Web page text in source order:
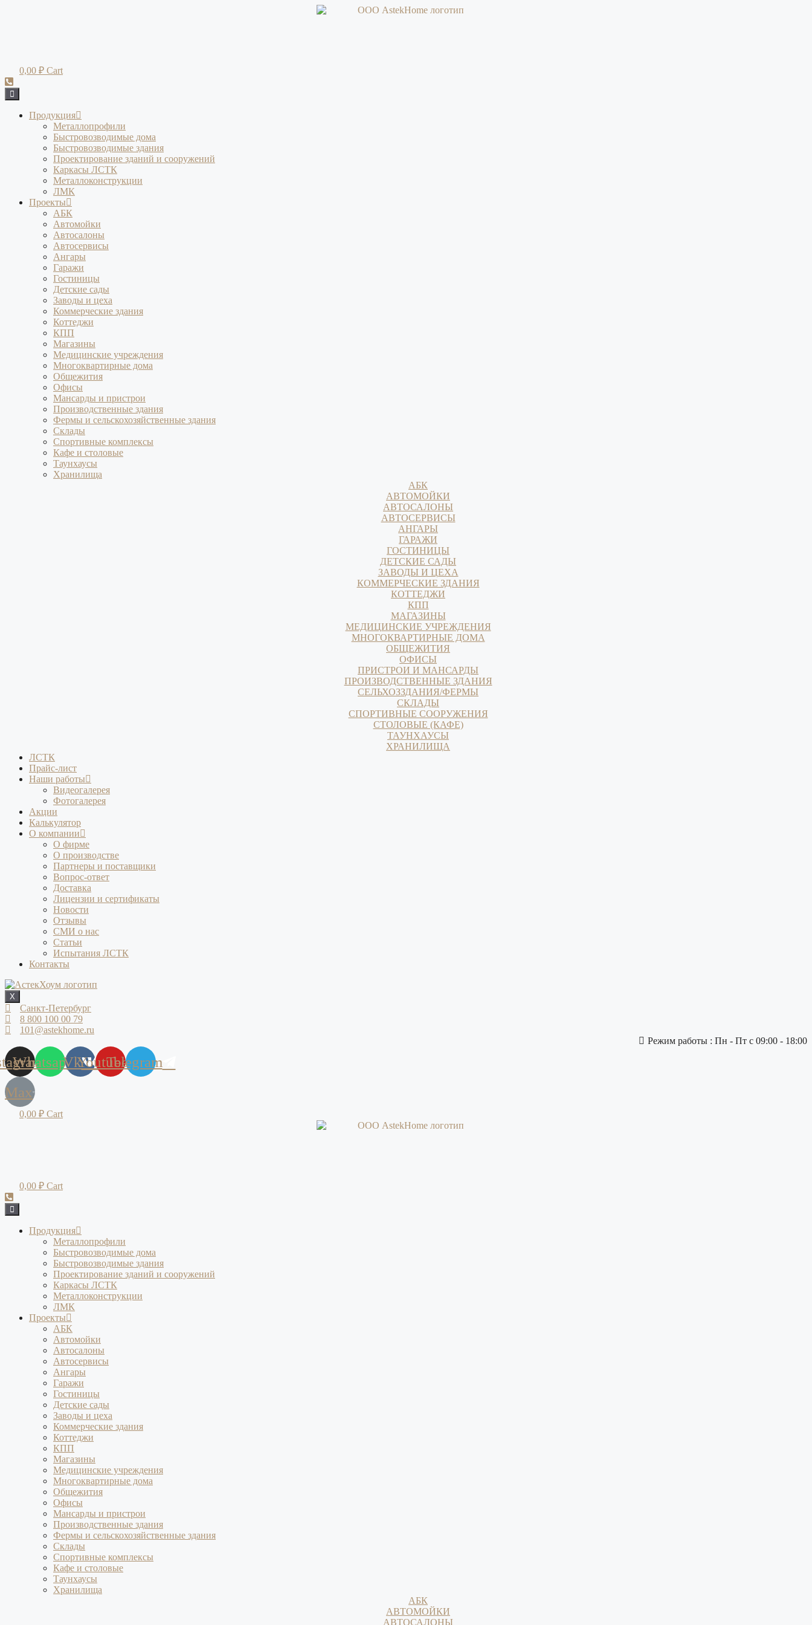
0,00 ₽ Cart
Продукция
Металлопрофили
Быстровозводимые дома
Быстровозводимые здания
Проектирование зданий и сооружений
Каркасы ЛСТК
Металлоконструкции
ЛМК
Проекты
АБК
Автомойки
Автосалоны
Автосервисы
Ангары
Гаражи
Гостиницы
Детские сады
Заводы и цеха
Коммерческие здания
Коттеджи
КПП
Магазины
Медицинские учреждения
Многоквартирные дома
Общежития
Офисы
Мансарды и пристрои
Производственные здания
Фермы и сельскохозяйственные здания
Склады
Спортивные комплексы
Кафе и столовые
Таунхаусы
Хранилища
АБК
АВТОМОЙКИ
АВТОСАЛОНЫ
АВТОСЕРВИСЫ
АНГАРЫ
ГАРАЖИ
ГОСТИНИЦЫ
ДЕТСКИЕ САДЫ
ЗАВОДЫ И ЦЕХА
КОММЕРЧЕСКИЕ ЗДАНИЯ
КОТТЕДЖИ
КПП
МАГАЗИНЫ
МЕДИЦИНСКИЕ УЧРЕЖДЕНИЯ
МНОГОКВАРТИРНЫЕ ДОМА
ОБЩЕЖИТИЯ
ОФИСЫ
ПРИСТРОИ И МАНСАРДЫ
ПРОИЗВОДСТВЕННЫЕ ЗДАНИЯ
СЕЛЬХОЗЗДАНИЯ/ФЕРМЫ
СКЛАДЫ
СПОРТИВНЫЕ СООРУЖЕНИЯ
СТОЛОВЫЕ (КАФЕ)
ТАУНХАУСЫ
ХРАНИЛИЩА
ЛСТК
Прайс-лист
Наши работы
Видеогалерея
Фотогалерея
Акции
Калькулятор
О компании
О фирме
О производстве
Партнеры и поставщики
Вопрос-ответ
Доставка
Лицензии и сертификаты
Новости
Отзывы
СМИ о нас
Статьи
Испытания ЛСТК
Контакты
X
Санкт-Петербург
8 800 100 00 79
101@astekhome.ru
Режим работы : Пн - Пт с 09:00 - 18:00
Whatsapp
VkYoutubeTelegram
Max
0,00 ₽ Cart
0,00 ₽ Cart
Продукция
Металлопрофили
Быстровозводимые дома
Быстровозводимые здания
Проектирование зданий и сооружений
Каркасы ЛСТК
Металлоконструкции
ЛМК
Проекты
АБК
Автомойки
Автосалоны
Автосервисы
Ангары
Гаражи
Гостиницы
Детские сады
Заводы и цеха
Коммерческие здания
Коттеджи
КПП
Магазины
Медицинские учреждения
Многоквартирные дома
Общежития
Офисы
Мансарды и пристрои
Производственные здания
Фермы и сельскохозяйственные здания
Склады
Спортивные комплексы
Кафе и столовые
Таунхаусы
Хранилища
АБК
АВТОМОЙКИ
АВТОСАЛОНЫ